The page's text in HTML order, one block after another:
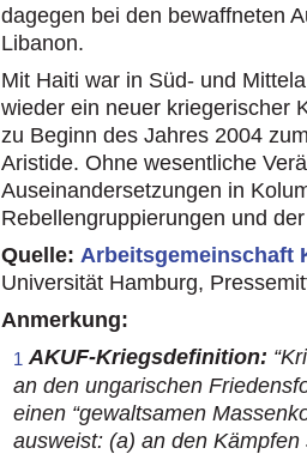
dagegen bei den bewaffneten
Libanon.
Mit Haiti war in Süd- und
wieder ein neuer kriegerischer
zu Beginn des Jahres 2004
Aristide. Ohne wesentliche
Auseinandersetzungen in
Rebellengruppierungen und
Quelle: Arbeitsgemeinschaft
Universität Hamburg,
Anmerkung:
1 AKUF-Kriegsdefinition:
an den ungarischen
einen “gewaltsamen
ausweist: (a) an den